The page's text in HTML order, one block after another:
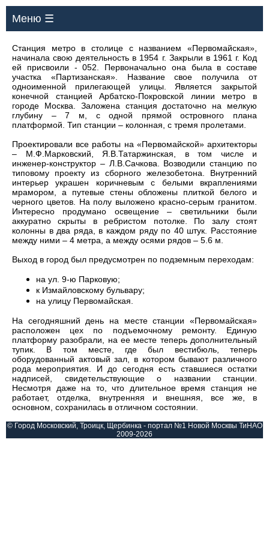
Меню ☰
Станция метро в столице с названием «Первомайская»,
начинала свою деятельность в 1954 г. Закрыли в 1961 г. Код
ей присвоили - 052. Первоначально она была в составе
участка «Партизанская». Название свое получила от
одноименной прилегающей улицы. Является закрытой
конечной станцией Арбатско-Покровской линии метро в
городе Москва. Заложена станция достаточно на мелкую
глубину – 7 м, с одной прямой островного плана
платформой. Тип станции – колонная, с тремя пролетами.
Проектировали все работы на «Первомайской» архитекторы
– М.Ф.Марковский, Я.В.Татаржинская, в том числе и
инженер-конструктор – Л.В.Сачкова. Возводили станцию по
типовому проекту из сборного железобетона. Внутренний
интерьер украшен коричневым с белыми вкраплениями
мрамором, а путевые стены обложены плиткой белого и
черного цветов. На полу выложено красно-серым гранитом.
Интересно продумано освещение – светильники были
аккуратно скрыты в ребристом потолке. По залу стоят
колонны в два ряда, в каждом ряду по 40 штук. Расстояние
между ними – 4 метра, а между осями рядов – 5.6 м.
Выход в город был предусмотрен по подземным переходам:
на ул. 9-ю Парковую;
к Измайловскому бульвару;
на улицу Первомайская.
На сегодняшний день на месте станции «Первомайская»
расположен цех по подъемочному ремонту. Единую
платформу разобрали, на ее месте теперь дополнительный
тупик. В том месте, где был вестибюль, теперь
оборудованный актовый зал, в котором бывают различного
рода мероприятия. И до сегодня есть ставшиеся остатки
надписей, свидетельствующие о названии станции.
Несмотря даже на то, что длительное время станция не
работает, отделка, внутренняя и внешняя, все же, в
основном, сохранилась в отличном состоянии.
© Город Московский, Троицк, Щербинка - портал №1 Новой Москвы ТиНАО
2009-2026